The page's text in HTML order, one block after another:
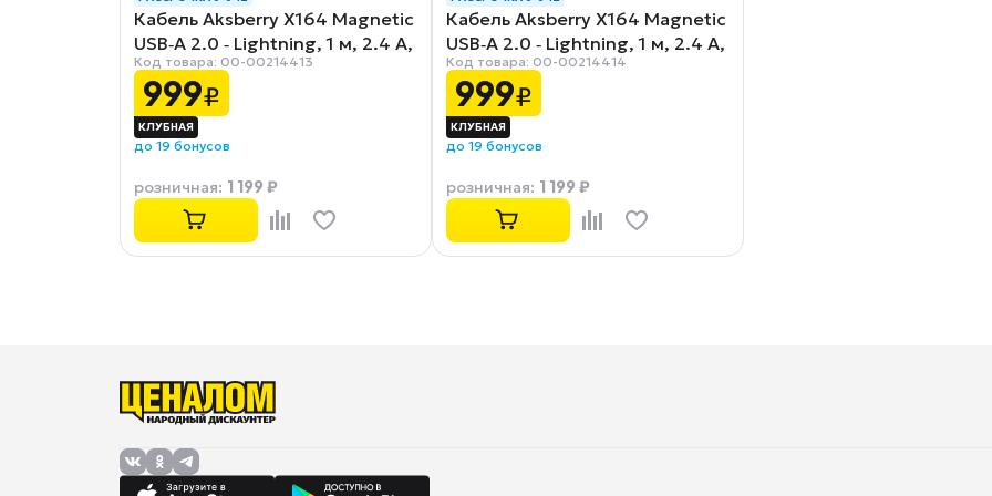
Кабель Aksberry X164 Magnetic
USB‑A 2.0 ‑ Lightning, 1 м, 2.4 А,
серый
Код товара: 00-00214413
999₽
до 19 бонусов
розничная: 1 199 ₽
Кабель Aksberry X164 Magnetic
USB‑A 2.0 ‑ Lightning, 1 м, 2.4 А,
черный
Код товара: 00-00214414
999₽
до 19 бонусов
розничная: 1 199 ₽